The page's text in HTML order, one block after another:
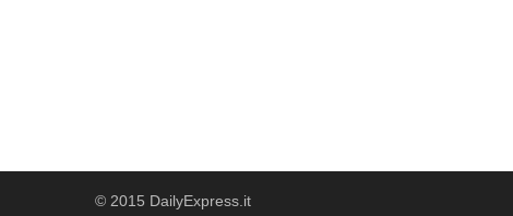
© 2015 DailyExpress.it